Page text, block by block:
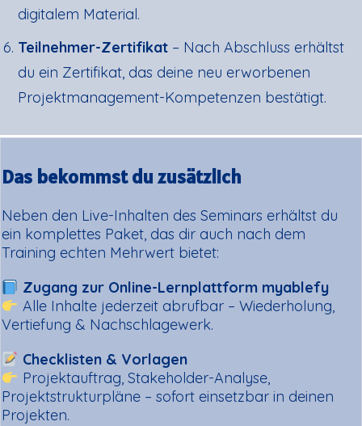
digitalem Material.
Teilnehmer-Zertifikat – Nach Abschluss erhältst
du ein Zertifikat, das deine neu erworbenen
Projektmanagement-Kompetenzen bestätigt.
Das bekommst du zusätzlich
Neben den Live-Inhalten des Seminars erhältst du
ein komplettes Paket, das dir auch nach dem
Training echten Mehrwert bietet:
Zugang zur Online-Lernplattform myablefy
Alle Inhalte jederzeit abrufbar – Wiederholung,
Vertiefung & Nachschlagewerk.
Checklisten & Vorlagen
Projektauftrag, Stakeholder-Analyse,
Projektstrukturpläne – sofort einsetzbar in deinen
Projekten.